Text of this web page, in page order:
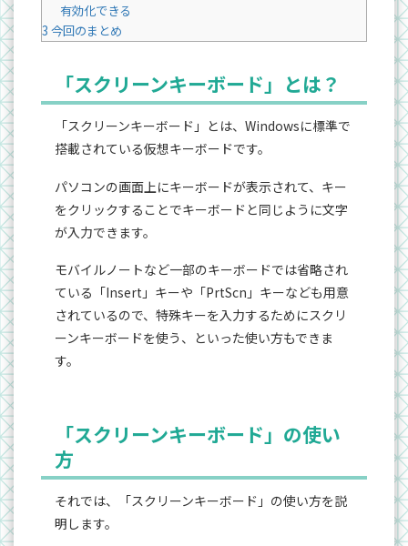
有効化できる
3 今回のまとめ
「スクリーンキーボード」とは？
「スクリーンキーボード」とは、Windowsに標準で
搭載されている仮想キーボードです。
パソコンの画面上にキーボードが表示されて、キー
をクリックすることでキーボードと同じように文字
が入力できます。
モバイルノートなど一部のキーボードでは省略され
ている「Insert」キーや「PrtScn」キーなども用意
されているので、特殊キーを入力するためにスクリ
ーンキーボードを使う、といった使い方もできま
す。
「スクリーンキーボード」の使い
方
それでは、「スクリーンキーボード」の使い方を説
明します。